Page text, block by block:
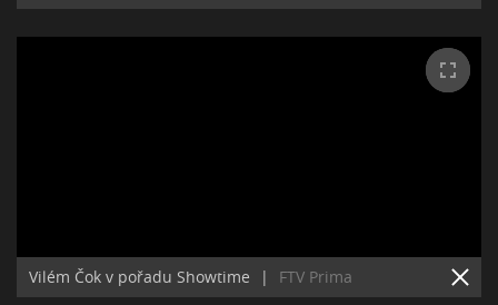
Vilém Čok v pořadu Showtime | FTV Prima